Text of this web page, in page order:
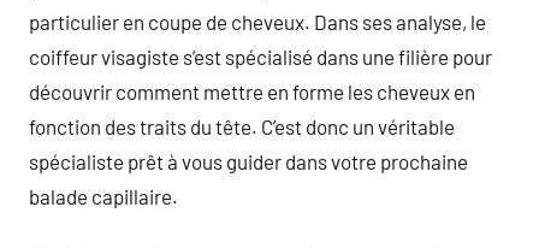
particulier en coupe de cheveux. Dans ses analyse, le
coiffeur visagiste s’est spécialisé dans une filière pour
découvrir comment mettre en forme les cheveux en
fonction des traits du tête. C’est donc un véritable
spécialiste prêt à vous guider dans votre prochaine
balade capillaire.